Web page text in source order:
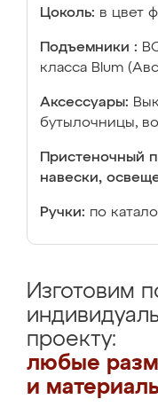
Цоколь: в цвет
Подъемники :
класса Blum
Аксессуары:
бутылочницы,
Пристеночный
навески,
Ручки: по
Изготовим
проекту:
любые
и